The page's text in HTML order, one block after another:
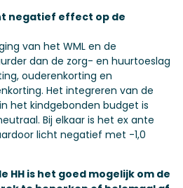
negatief effect op de
van het WML en de
dan de zorg- en huurtoeslag
ouderenkorting en
Het integreren van de
het kindgebonden budget is
Bij elkaar is het ex ante
licht negatief met -1,0
HH is het goed mogelijk om de